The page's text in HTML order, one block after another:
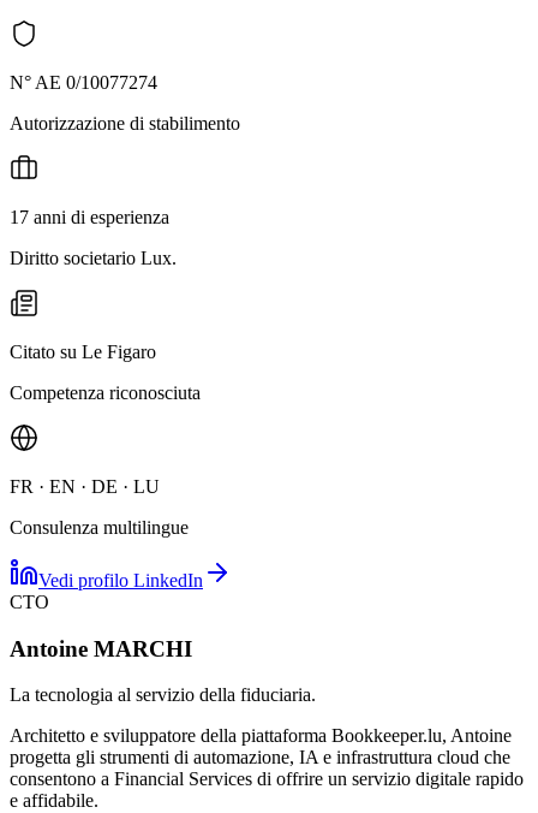
N° AE 0/10077274
Autorizzazione di stabilimento
17 anni di esperienza
Diritto societario Lux.
Citato su Le Figaro
Competenza riconosciuta
FR · EN · DE · LU
Consulenza multilingue
Vedi profilo LinkedIn
CTO
Antoine MARCHI
La tecnologia al servizio della fiduciaria.
Architetto e sviluppatore della piattaforma Bookkeeper.lu, Antoine
progetta gli strumenti di automazione, IA e infrastruttura cloud che
consentono a Financial Services di offrire un servizio digitale rapido
e affidabile.